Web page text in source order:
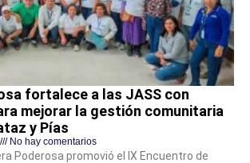
fortalece a las JASS con
mejorar la gestión comunitaria
y Pías
No hay comentarios
Poderosa promovió el IX Encuentro de